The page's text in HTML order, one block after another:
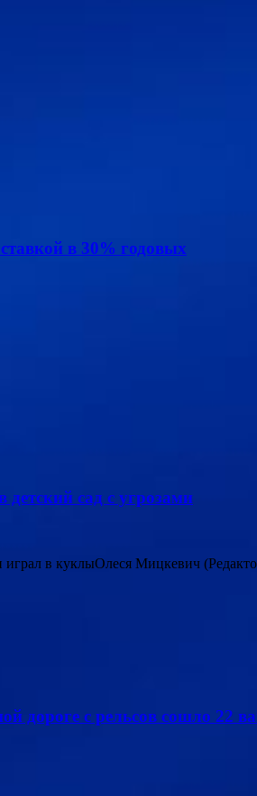
в 30% годовых
сад с угрозами
в куклыОлеся Мицкевич
дороге с рельсов сошло 22